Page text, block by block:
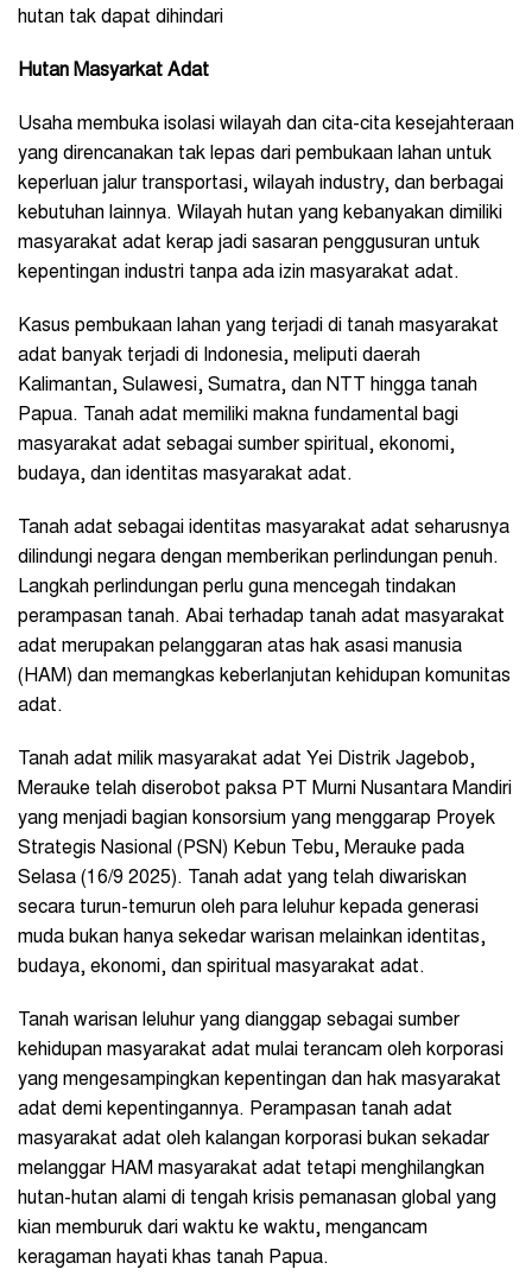
hutan tak dapat dihindari
Hutan Masyarkat Adat
Usaha membuka isolasi wilayah dan cita-cita kesejahteraan
yang direncanakan tak lepas dari pembukaan lahan untuk
keperluan jalur transportasi, wilayah industry, dan berbagai
kebutuhan lainnya. Wilayah hutan yang kebanyakan dimiliki
masyarakat adat kerap jadi sasaran penggusuran untuk
kepentingan industri tanpa ada izin masyarakat adat.
Kasus pembukaan lahan yang terjadi di tanah masyarakat
adat banyak terjadi di Indonesia, meliputi daerah
Kalimantan, Sulawesi, Sumatra, dan NTT hingga tanah
Papua. Tanah adat memiliki makna fundamental bagi
masyarakat adat sebagai sumber spiritual, ekonomi,
budaya, dan identitas masyarakat adat.
Tanah adat sebagai identitas masyarakat adat seharusnya
dilindungi negara dengan memberikan perlindungan penuh.
Langkah perlindungan perlu guna mencegah tindakan
perampasan tanah. Abai terhadap tanah adat masyarakat
adat merupakan pelanggaran atas hak asasi manusia
(HAM) dan memangkas keberlanjutan kehidupan komunitas
adat.
Tanah adat milik masyarakat adat Yei Distrik Jagebob,
Merauke telah diserobot paksa PT Murni Nusantara Mandiri
yang menjadi bagian konsorsium yang menggarap Proyek
Strategis Nasional (PSN) Kebun Tebu, Merauke pada
Selasa (16/9 2025). Tanah adat yang telah diwariskan
secara turun-temurun oleh para leluhur kepada generasi
muda bukan hanya sekedar warisan melainkan identitas,
budaya, ekonomi, dan spiritual masyarakat adat.
Tanah warisan leluhur yang dianggap sebagai sumber
kehidupan masyarakat adat mulai terancam oleh korporasi
yang mengesampingkan kepentingan dan hak masyarakat
adat demi kepentingannya. Perampasan tanah adat
masyarakat adat oleh kalangan korporasi bukan sekadar
melanggar HAM masyarakat adat tetapi menghilangkan
hutan-hutan alami di tengah krisis pemanasan global yang
kian memburuk dari waktu ke waktu, mengancam
keragaman hayati khas tanah Papua.